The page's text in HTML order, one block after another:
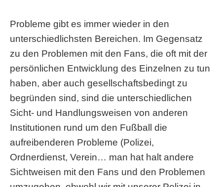
Probleme gibt es immer wieder in den
unterschiedlichsten Bereichen. Im Gegensatz
zu den Problemen mit den Fans, die oft mit der
persönlichen Entwicklung des Einzelnen zu tun
haben, aber auch gesellschaftsbedingt zu
begründen sind, sind die unterschiedlichen
Sicht- und Handlungsweisen von anderen
Institutionen rund um den Fußball die
aufreibenderen Probleme (Polizei,
Ordnerdienst, Verein… man hat halt andere
Sichtweisen mit den Fans und den Problemen